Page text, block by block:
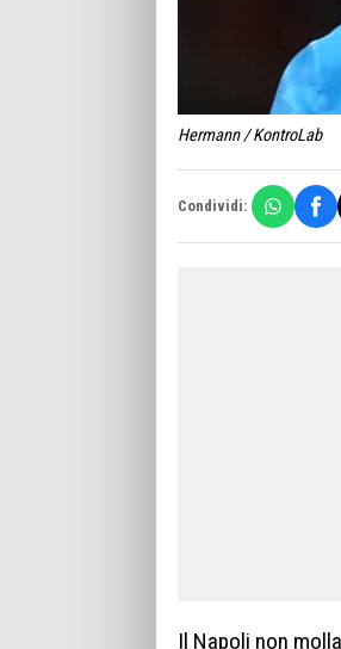
Hermann / KontroLab
Condividi:
Il Napoli non